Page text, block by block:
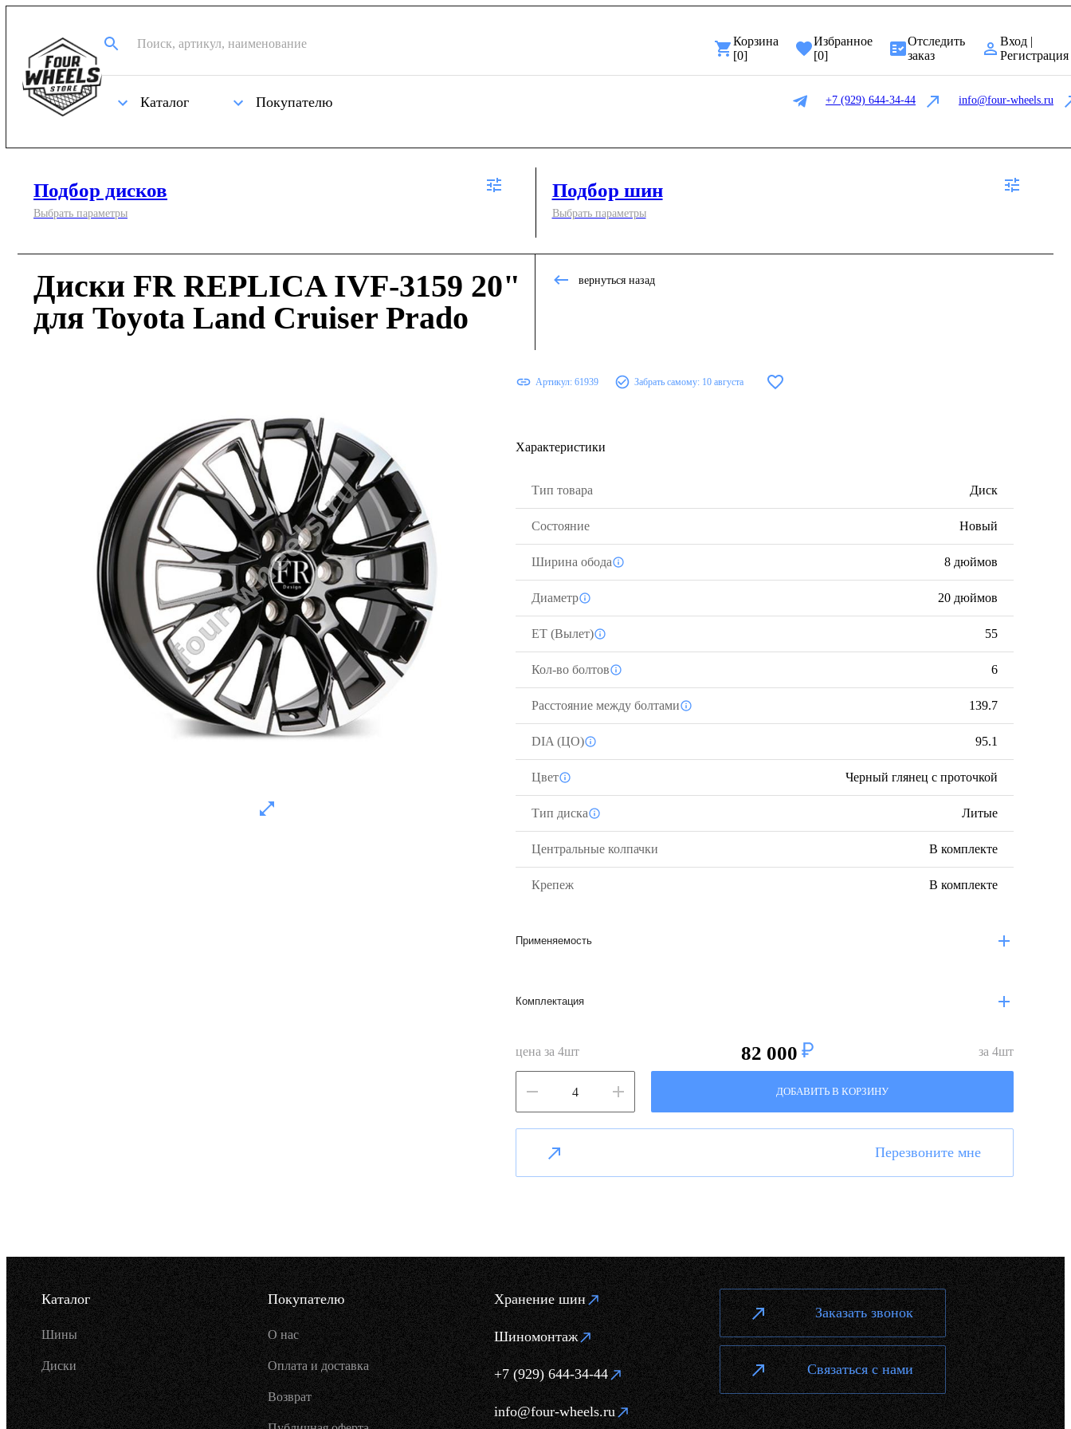
Корзина
[0]
Избранное
[0]
Отследить
заказ
Вход |
Регистрация
Каталог Покупателю +7 (929) 644-34-44 info@four-wheels.ru
Подбор дисков
Выбрать параметры
Подбор шин
Выбрать параметры
Диски FR REPLICA IVF-3159 20"
для Toyota Land Cruiser Prado
вернуться назад
Артикул: 61939 Забрать самому: 10 августа
Характеристики
Тип товара Диск
Состояние Новый
Ширина обода 8 дюймов
Диаметр 20 дюймов
ЕТ (Вылет) 55
Кол-во болтов 6
Расстояние между болтами 139.7
DIA (ЦО) 95.1
Цвет Черный глянец с проточкой
Тип диска Литые
Центральные колпачки В комплекте
Крепеж В комплекте
Применяемость
Комплектация
цена за 4шт 82 000 за 4шт
ДОБАВИТЬ В КОРЗИНУ
Перезвоните мне
Каталог
Шины
Диски
Покупателю
О нас
Оплата и доставка
Возврат
Хранение шин
Шиномонтаж
+7 (929) 644-34-44
info@four-wheels.ru
Заказать звонок
Связаться с нами